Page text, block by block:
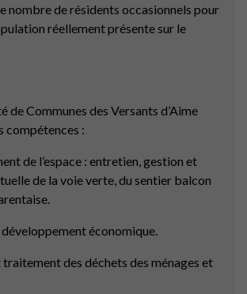
nombre de résidents occasionnels pour
réellement présente sur le
de Communes des Versants d’Aime
compétences :
de l’espace : entretien, gestion et
de la voie verte, du sentier balcon
économique.
des déchets des ménages et